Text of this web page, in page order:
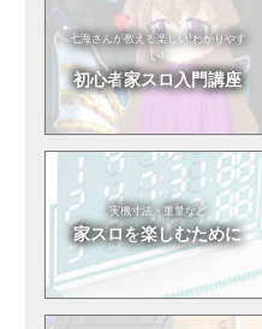
七海さんが教える楽しい!わかりやす
い!
初心者家スロ入門講座
実機寸法・重量など
家スロを楽しむために